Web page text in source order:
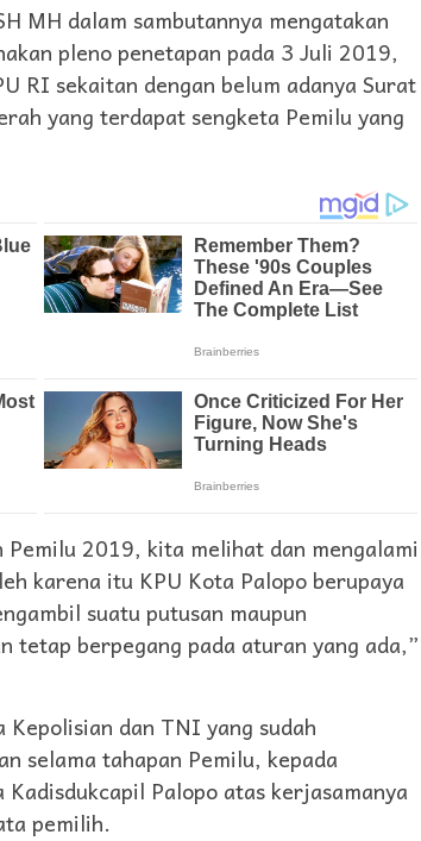
MH dalam sambutannya mengatakan
pleno penetapan pada 3 Juli 2019,
RI sekaitan dengan belum adanya Surat
yang terdapat sengketa Pemilu yang
Pemilu 2019, kita melihat dan mengalami
karena itu KPU Kota Palopo berupaya
suatu putusan maupun
tetap berpegang pada aturan yang ada,”
dan TNI yang sudah
selama tahapan Pemilu, kepada
Palopo atas kerjasamanya
pemilih.